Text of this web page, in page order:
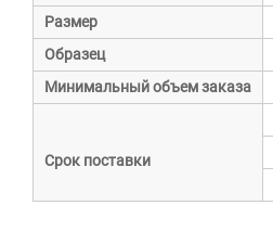
Размер
Образец
Минимальный объем заказа
Срок поставки